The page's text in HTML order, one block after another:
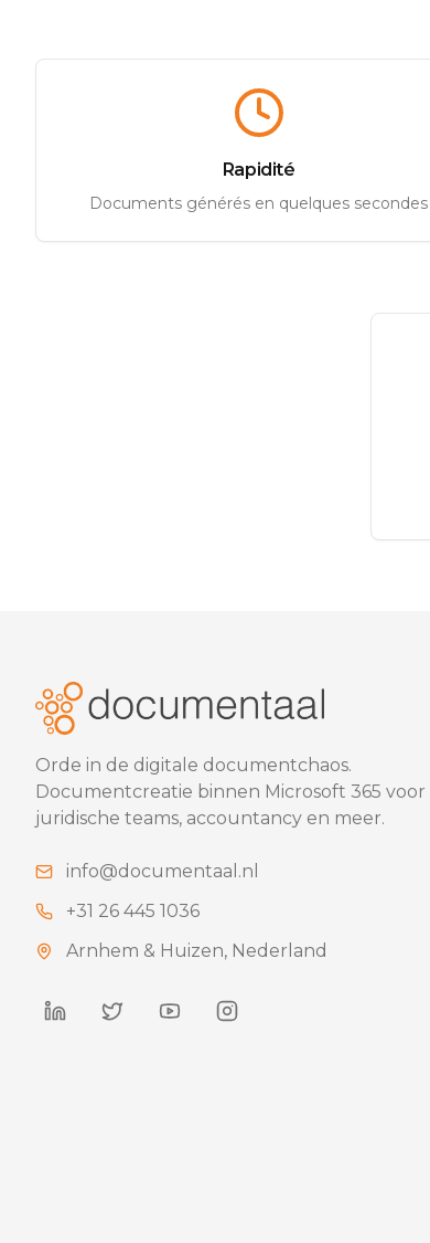
Rapidité
Documents générés en quelques secondes
Orde in de digitale documentchaos.
Documentcreatie binnen Microsoft 365 voor
juridische teams, accountancy en meer.
info@documentaal.nl
+31 26 445 1036
Arnhem & Huizen, Nederland